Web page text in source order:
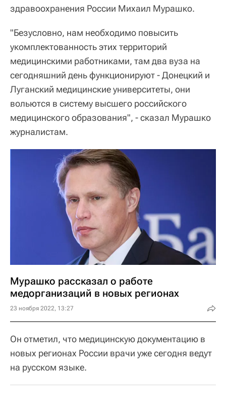
здравоохранения России Михаил Мурашко.
"Безусловно, нам необходимо повысить
укомплектованность этих территорий
медицинскими работниками, там два вуза на
сегодняшний день функционируют - Донецкий и
Луганский медицинские университеты, они
вольются в систему высшего российского
медицинского образования", - сказал Мурашко
журналистам.
Мурашко рассказал о работе
медорганизаций в новых регионах
23 ноября 2022, 13:27
Он отметил, что медицинскую документацию в
новых регионах России врачи уже сегодня ведут
на русском языке.